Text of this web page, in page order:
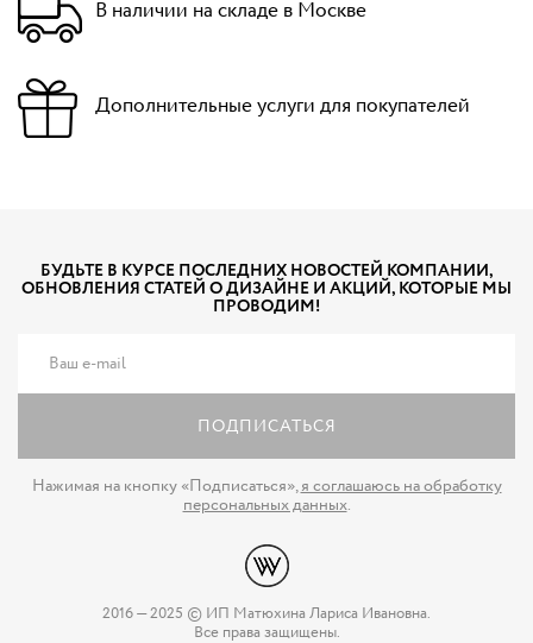
В наличии на складе в Москве
Дополнительные услуги для покупателей
БУДЬТЕ В КУРСЕ ПОСЛЕДНИХ НОВОСТЕЙ КОМПАНИИ,
ОБНОВЛЕНИЯ СТАТЕЙ О ДИЗАЙНЕ И АКЦИЙ, КОТОРЫЕ МЫ
ПРОВОДИМ!
ПОДПИСАТЬСЯ
Нажимая на кнопку «Подписаться»,я соглашаюсь на обработку
персональных данных.
2016 — 2025 © ИП Матюхина Лариса Ивановна.
Все права защищены.